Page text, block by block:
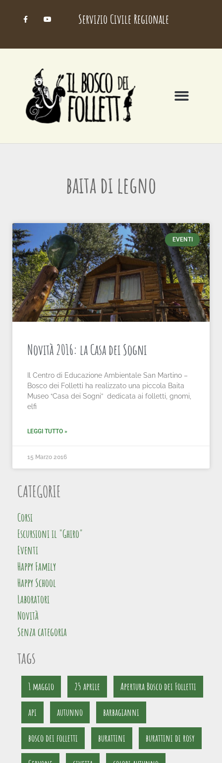
Servizio Civile Regionale
baita di legno
EVENTI
Novità 2016: la Casa dei Sogni
Il Centro di Educazione Ambientale San Martino –
Bosco dei Folletti ha realizzato una piccola Baita
Museo “Casa dei Sogni” dedicata ai folletti, gnomi,
elfi
LEGGI TUTTO »
15 Marzo 2016
CATEGORIE
Corsi
Escursioni il "Ghiro"
Eventi
Happy Family
Happy School
Laboratori
Novità
Senza categoria
tags
1 maggio 25 aprile Apertura Bosco dei Folletti
api autunno barbagianni
bosco dei folletti burattini burattini di rosy